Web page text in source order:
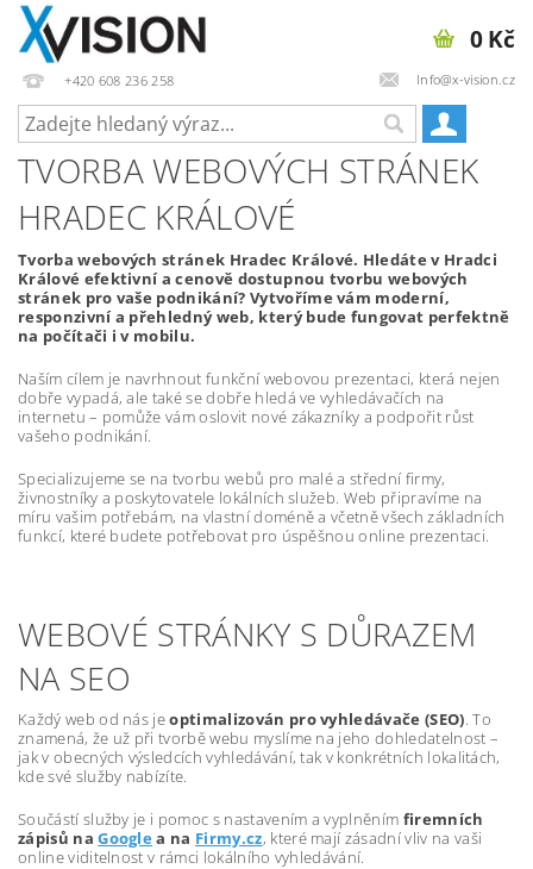
+420 608 236 258 Info@x-vision.cz
0 Kč
TVORBA WEBOVÝCH STRÁNEK
HRADEC KRÁLOVÉ
Tvorba webových stránek Hradec Králové. Hledáte v Hradci
Králové efektivní a cenově dostupnou tvorbu webových
stránek pro vaše podnikání? Vytvoříme vám moderní,
responzivní a přehledný web, který bude fungovat perfektně
na počítači i v mobilu.
Naším cílem je navrhnout funkční webovou prezentaci, která nejen
dobře vypadá, ale také se dobře hledá ve vyhledávačích na
internetu – pomůže vám oslovit nové zákazníky a podpořit růst
vašeho podnikání.
Specializujeme se na tvorbu webů pro malé a střední firmy,
živnostníky a poskytovatele lokálních služeb. Web připravíme na
míru vašim potřebám, na vlastní doméně a včetně všech základních
funkcí, které budete potřebovat pro úspěšnou online prezentaci.
WEBOVÉ STRÁNKY S DŮRAZEM
NA SEO
Každý web od nás jeoptimalizován pro vyhledávače (SEO). To
znamená, že už při tvorbě webu myslíme na jeho dohledatelnost –
jak v obecných výsledcích vyhledávání, tak v konkrétních lokalitách,
kde své služby nabízíte.
Součástí služby je i pomoc s nastavením a vyplněním firemních
zápisů naGooglea na Firmy.cz, které mají zásadní vliv na vaši
online viditelnost v rámci lokálního vyhledávání.